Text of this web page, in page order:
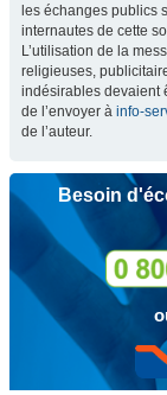
les échanges publics
internautes de cette
L’utilisation de la
religieuses,
indésirables devaient
de l’envoyer à info-
de l’auteur.
Besoin